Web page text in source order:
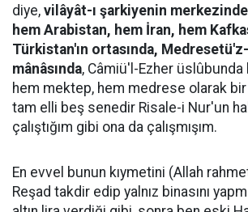
diye, vilâyât-ı şarkiyenin
hem Arabistan, hem İran, hem
Türkistan'ın ortasında,
mânâsında, Câmiü'l-Ezher
hem mektep, hem medrese olarak
tam elli beş senedir Risale-i Nur'un
çalıştığım gibi ona da çalışmışım.
En evvel bunun kıymetini (Allah
Reşad takdir edip yalnız binasını